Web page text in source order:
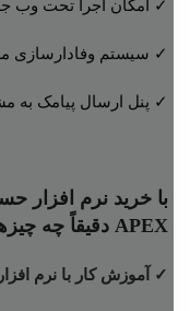
✓ امکان اجرا تحت
✓ سیستم وفادارسازی
✓ پنل ارسال پیامک به
با خرید نرم افزار
APEX دقیقاً چه چیزهایی دریافت می‌کنیم؟
✓ آموزش کار با نرم